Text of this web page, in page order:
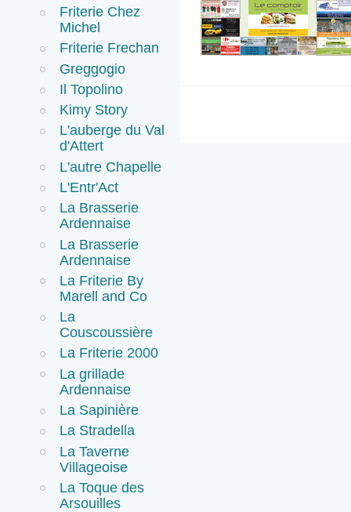
Friterie Chez
Michel
Friterie Frechan
Greggogio
Il Topolino
Kimy Story
L'auberge du Val
d'Attert
L'autre Chapelle
L'Entr'Act
La Brasserie
Ardennaise
La Brasserie
Ardennaise
La Friterie By
Marell and Co
La
Couscoussière
La Friterie 2000
La grillade
Ardennaise
La Sapinière
La Stradella
La Taverne
Villageoise
La Toque des
Arsouilles